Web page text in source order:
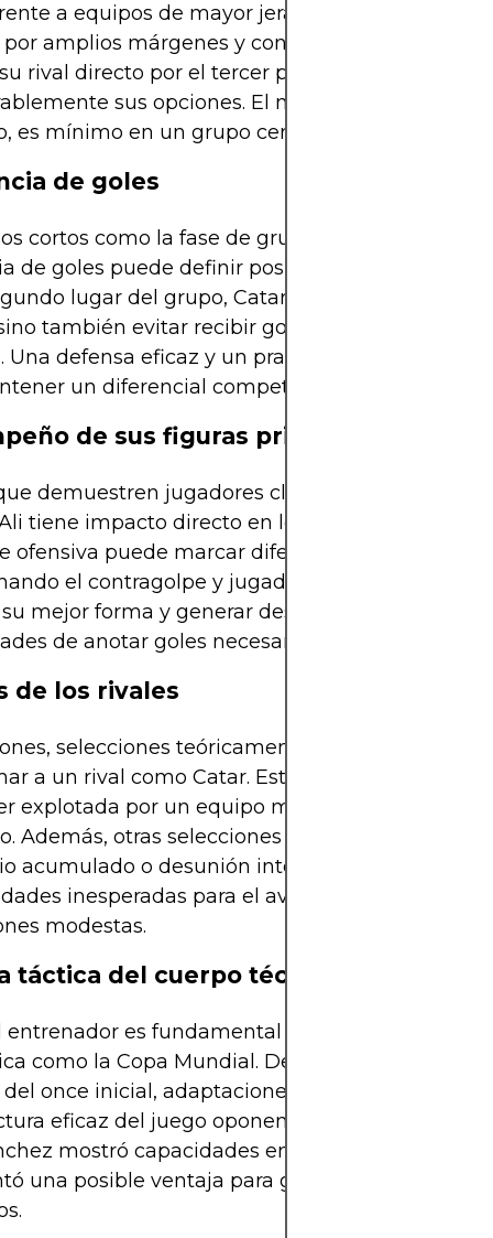
a equipos de mayor jerarquía,
amplios márgenes y conseguir al menos
rival directo por el tercer puesto del grupo,
sus opciones. El margen de error, sin
es mínimo en un grupo cerrado.
de goles
cortos como la fase de grupos del Mundial, la
de goles puede definir posiciones. Para estar
lugar del grupo, Catar no sólo debería
también evitar recibir goles en contra de
Una defensa eficaz y un pragmatismo táctico
un diferencial competitivo.
de sus figuras principales
demuestren jugadores clave como Akram
tiene impacto directo en los resultados. Su
ofensiva puede marcar diferencia,
el contragolpe y jugadas a balón parado.
mejor forma y generar desequilibrio,
de anotar goles necesarios para ganar
de los rivales
selecciones teóricamente superiores
a un rival como Catar. Esta falta de
explotada por un equipo motivado y
Además, otras selecciones pueden llegar con
acumulado o desunión interna, lo cual crea
inesperadas para el avance de un equipo
modestas.
táctica del cuerpo técnico
entrenador es fundamental en una competición
como la Copa Mundial. Decisiones acertadas
once inicial, adaptaciones tácticas durante
eficaz del juego oponente son aspectos
mostró capacidades en torneos anteriores,
una posible ventaja para gestionar mejor